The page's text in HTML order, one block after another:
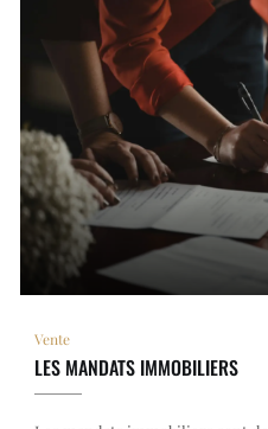
Vente
LES MANDATS IMMOBILIERS